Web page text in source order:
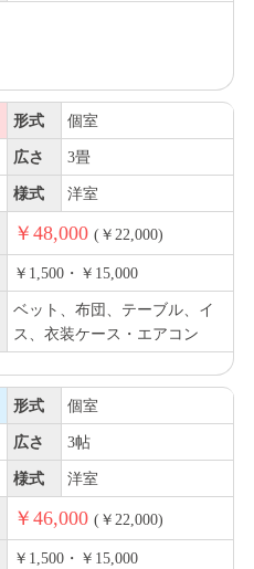
形式 個室
広さ 3畳
様式 洋室
￥48,000 (￥22,000)
￥1,500・￥15,000
ベット、布団、テーブル、イ
ス、衣装ケース・エアコン
形式 個室
広さ 3帖
様式 洋室
￥46,000 (￥22,000)
￥1,500・￥15,000